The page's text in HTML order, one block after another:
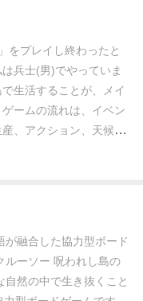
とに、アクションコマ
などが必要。２個割り
が、１個の場合は茶色
て判定を行う。・シェ
数によって必要な資材
たシェルターは失われ
成は、シェルターが作
資材が変わる。
ターの特有の発明の場
て、「発明エリア」に
ら発明面に戻った場
なくなる。また、有益
立ち込められて見通し
人島で決められたとこ
に苦労しましたがギリ
われジェニーいかだを作
して脱出艇を作って島
ド下の個人ボードに置
かりますが、ジェニー
分体力を削られた上で
。
イヤーを左に追いやる
勝利条件になる。キャ
制作したり、探索した
といけないことが多す
したらあっという間に
バーの役割分担と意思
らないゲーム性から、
しがちです。理解度の
なってしまったら、協
われます。
ソロゲーム
アに執着せず、大自然
】
どうしようもない運要
尽なクソゲーと感じる
るのは、・重ゲーに耐
ないかソワソワしなが
が、プレイに慣れると
時にはあえて食料不足
ていればいいから・・
てみたりと戦略的に考
なりました。
ために主人公以外にも
ンソンクルーソーの物
ラとして操作できま
漂流者たち」というシナ
プレイで初めてクリア
に対策して乗り越え
回されるのが好きな
にはいいと思います。
をプレイし終わったと
兵士(男)でやっていま
生活することが、メイ
ームの流れは、イベン
、アクション、天候、
て1ラウンド終了で
ところは、何が起きる
めくり運によってさま
自然のさまざまな脅威
シデントが、次のきっ
かリアリティがありま
融合した協力型ボード
ルーソー 呪われし島の
然の中で生き抜くこと